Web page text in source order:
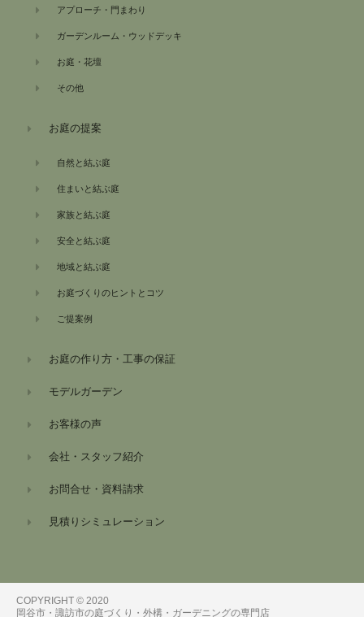
アプローチ・門まわり
ガーデンルーム・ウッドデッキ
お庭・花壇
その他
お庭の提案
自然と結ぶ庭
住まいと結ぶ庭
家族と結ぶ庭
安全と結ぶ庭
地域と結ぶ庭
お庭づくりのヒントとコツ
ご提案例
お庭の作り方・工事の保証
モデルガーデン
お客様の声
会社・スタッフ紹介
お問合せ・資料請求
見積りシミュレーション
COPYRIGHT © 2020
岡谷市・諏訪市の庭づくり・外構・ガーデニングの専門店